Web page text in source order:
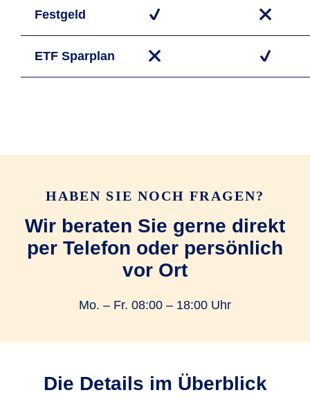
Fest­geld
ETF Spar­plan
HABEN SIE NOCH FRAGEN?
Wir beraten Sie gerne direkt
per Telefon oder persönlich
vor Ort
Mo. – Fr. 08:00 – 18:00 Uhr
Die Details im Überblick